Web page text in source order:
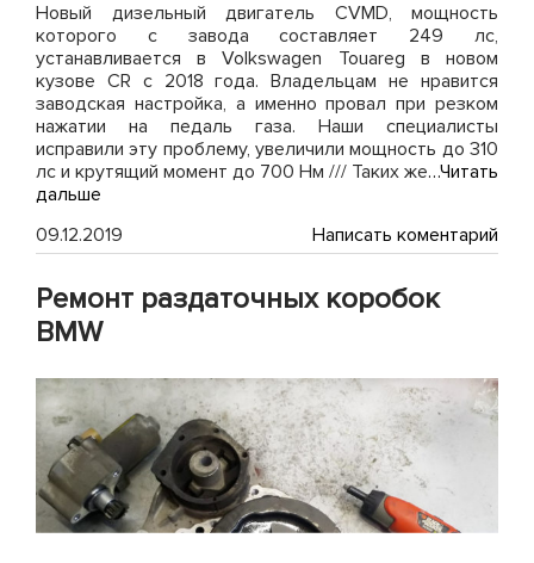
Новый дизельный двигатель CVMD, мощность
которого с завода составляет 249 лс,
устанавливается в Volkswagen Touareg в новом
кузове CR с 2018 года. Владельцам не нравится
заводская настройка, а именно провал при резком
нажатии на педаль газа. Наши специалисты
исправили эту проблему, увеличили мощность до 310
лс и крутящий момент до 700 Нм /// Таких же…Читать
дальше
09.12.2019
Написать коментарий
Чип
TDI
с
Ремонт раздаточных коробок
BMW